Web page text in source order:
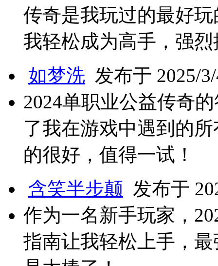
传奇是我玩过的最好
我轻松成为高手，强
如梦洗 发布于 2025/
2024单职业公益传奇
了我在游戏中遇到的
的很好，值得一试！
含笑半步颠 发布于
作为一名新手玩家，
指南让我轻松上手，